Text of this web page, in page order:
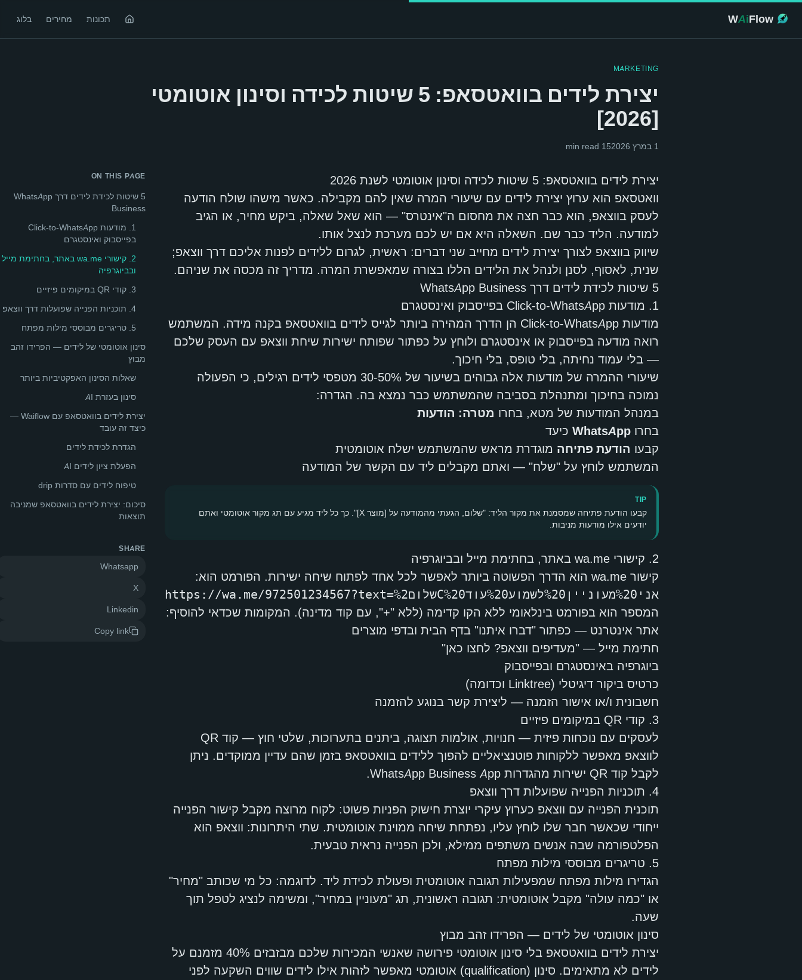
WAiFlow תכונות מחירים בלוג
MARKETING
יצירת לידים בוואטסאפ: 5 שיטות לכידה וסינון אוטומטי
[2026]
1 במרץ 2026 15
יצירת לידים בוואטסאפ: 5 שיטות לכידה וסינון אוטומטי לשנת 2026
וואטסאפ הוא ערוץ יצירת לידים עם שיעורי המרה שאין להם מקבילה. כאשר מישהו שולח הודעה
לעסק בווצאפ, הוא כבר חצה את מחסום ה"אינטרס" — הוא שאל שאלה, ביקש מחיר, או הגיב
למודעה. הליד כבר שם. השאלה היא אם יש לכם מערכת לנצל אותו.
שיווק בווצאפ לצורך יצירת לידים מחייב שני דברים: ראשית, לגרום ללידים לפנות אליכם דרך ווצאפ;
שנית, לאסוף, לסנן ולנהל את הלידים הללו בצורה שמאפשרת המרה. מדריך זה מכסה את שניהם.
5 שיטות לכידת לידים דרך WhatsApp Business
1. מודעות Click-to-WhatsApp בפייסבוק ואינסטגרם
מודעות Click-to-WhatsApp הן הדרך המהירה ביותר לגייס לידים בוואטסאפ בקנה מידה. המשתמש
רואה מודעה בפייסבוק או אינסטגרם ולוחץ על כפתור שפותח ישירות שיחת ווצאפ עם העסק שלכם
— בלי עמוד נחיתה, בלי טופס, בלי חיכוך.
שיעורי ההמרה של מודעות אלה גבוהים בשיעור של 30-50% מטפסי לידים רגילים, כי הפעולה
נמוכה בחיכוך ומתנהלת בסביבה שהמשתמש כבר נמצא בה. הגדרה:
במנהל המודעות של מטא, בחרו מטרה: הודעות
בחרו WhatsApp כיעד
קבעו הודעת פתיחה מוגדרת מראש שהמשתמש ישלח אוטומטית
המשתמש לוחץ על "שלח" — ואתם מקבלים ליד עם הקשר של המודעה
TIP
קבעו הודעת פתיחה שמסמנת את מקור הליד: "שלום, הגעתי מהמודעה על [מוצר X]". כך כל ליד מגיע עם תג מקור אוטומטי ואתם
יודעים אילו מודעות מניבות.
2. קישורי wa.me באתר, בחתימת מייל ובביוגרפיה
קישור wa.me הוא הדרך הפשוטה ביותר לאפשר לכל אחד לפתוח שיחה ישירות. הפורמט הוא:
https://wa.me/972501234567?text=שלום%2C%20אני%20מעוניין%20לשמוע%20עוד
המספר הוא בפורמט בינלאומי ללא הקו קדימה (ללא "+", עם קוד מדינה). המקומות שכדאי להוסיף:
אתר אינטרנט — כפתור "דברו איתנו" בדף הבית ובדפי מוצרים
חתימת מייל — "מעדיפים ווצאפ? לחצו כאן"
ביוגרפיה באינסטגרם ובפייסבוק
כרטיס ביקור דיגיטלי (Linktree וכדומה)
חשבונית ו/או אישור הזמנה — ליצירת קשר בנוגע להזמנה
3. קודי QR במיקומים פיזיים
לעסקים עם נוכחות פיזית — חנויות, אולמות תצוגה, ביתנים בתערוכות, שלטי חוץ — קוד QR
לווצאפ מאפשר ללקוחות פוטנציאליים להפוך ללידים בוואטסאפ בזמן שהם עדיין ממוקדים. ניתן
לקבל קוד QR ישירות מהגדרות WhatsApp Business App.
4. תוכניות הפנייה שפועלות דרך ווצאפ
תוכנית הפנייה עם ווצאפ כערוץ עיקרי יוצרת חישוק הפניות פשוט: לקוח מרוצה מקבל קישור הפנייה
ייחודי שכאשר חבר שלו לוחץ עליו, נפתחת שיחה ממוינת אוטומטית. שתי היתרונות: ווצאפ הוא
הפלטפורמה שבה אנשים משתפים ממילא, ולכן הפנייה נראית טבעית.
5. טריגרים מבוססי מילות מפתח
הגדירו מילות מפתח שמפעילות תגובה אוטומטית ופעולת לכידת ליד. לדוגמה: כל מי שכותב "מחיר"
או "כמה עולה" מקבל אוטומטית: תגובה ראשונית, תג "מעוניין במחיר", ומשימה לנציג לטפל תוך
שעה.
סינון אוטומטי של לידים — הפרידו זהב מבוץ
יצירת לידים בוואטסאפ בלי סינון אוטומטי פירושה שאנשי המכירות שלכם מבזבזים 40% מזמנם על
לידים לא מתאימים. סינון (qualification) אוטומטי מאפשר לזהות אילו לידים שווים השקעה לפני
ON THIS PAGE
5 שיטות לכידת לידים דרך WhatsApp
Business
1. מודעות Click-to-WhatsApp
בפייסבוק ואינסטגרם
2. קישורי wa.me באתר, בחתימת מייל
ובביוגרפיה
3. קודי QR במיקומים פיזיים
4. תוכניות הפנייה שפועלות דרך ווצאפ
5. טריגרים מבוססי מילות מפתח
סינון אוטומטי של לידים — הפרידו זהב
מבוץ
שאלות הסינון האפקטיביות ביותר
סינון בעזרת AI
יצירת לידים בוואטסאפ עם Waiflow —
כיצד זה עובד
הגדרת לכידת לידים
הפעלת ציון לידים AI
טיפוח לידים עם סדרות drip
סיכום: יצירת לידים בוואטסאפ שמניבה
תוצאות
SHARE
Whatsapp
X
Linkedin
Copy link